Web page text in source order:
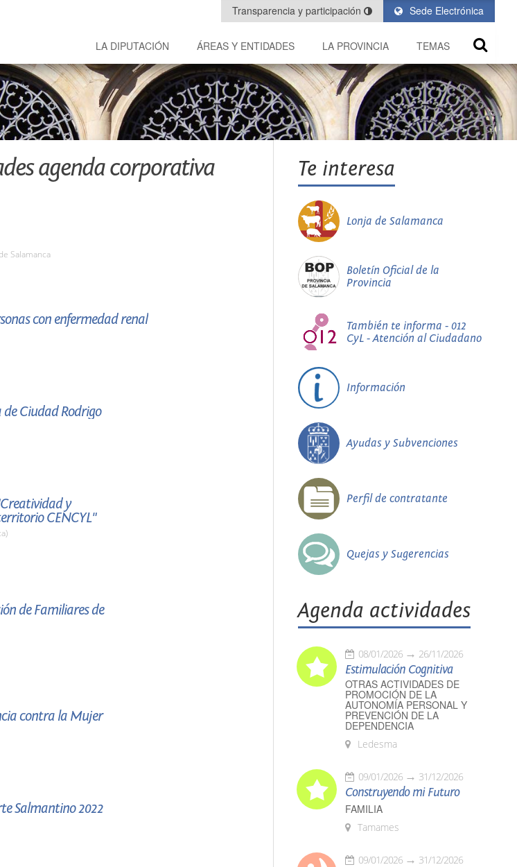
Sede Electrónica
Transparencia y participación
LA DIPUTACIÓN ÁREAS Y ENTIDADES LA PROVINCIA TEMAS
agenda corporativa
Salamanca
con enfermedad renal
Ciudad Rodrigo
y
CENCYL"
de Familiares de
contra la Mujer
Salmantino 2022
Te interesa
Lonja de Salamanca
Boletín Oficial de la
Provincia
También te informa - 012
CyL - Atención al Ciudadano
Información
Ayudas y Subvenciones
Perfil de contratante
Quejas y Sugerencias
Agenda actividades
08/01/2026 26/11/2026
Estimulación Cognitiva
OTRAS ACTIVIDADES DE
PROMOCIÓN DE LA
AUTONOMÍA PERSONAL Y
PREVENCIÓN DE LA
DEPENDENCIA
Ledesma
09/01/2026 31/12/2026
Construyendo mi Futuro
FAMILIA
Tamames
09/01/2026 31/12/2026